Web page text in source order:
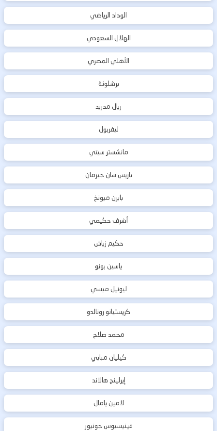
الوداد الرياضي
الهلال السعودي
الأهلي المصري
برشلونة
ريال مدريد
ليفربول
مانشستر سيتي
باريس سان جيرمان
بايرن ميونخ
أشرف حكيمي
حكيم زياش
ياسين بونو
ليونيل ميسي
كريستيانو رونالدو
محمد صلاح
كيليان مبابي
إيرلينج هالاند
لامين يامال
فينيسيوس جونيور